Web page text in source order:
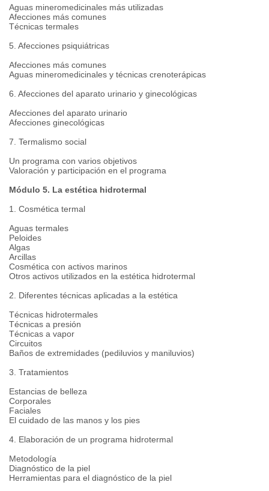
Aguas mineromedicinales más utilizadas
Afecciones más comunes
Técnicas termales
5. Afecciones psiquiátricas
Afecciones más comunes
Aguas mineromedicinales y técnicas crenoterápicas
6. Afecciones del aparato urinario y ginecológicas
Afecciones del aparato urinario
Afecciones ginecológicas
7. Termalismo social
Un programa con varios objetivos
Valoración y participación en el programa
Módulo 5. La estética hidrotermal
1. Cosmética termal
Aguas termales
Peloides
Algas
Arcillas
Cosmética con activos marinos
Otros activos utilizados en la estética hidrotermal
2. Diferentes técnicas aplicadas a la estética
Técnicas hidrotermales
Técnicas a presión
Técnicas a vapor
Circuitos
Baños de extremidades (pediluvios y maniluvios)
3. Tratamientos
Estancias de belleza
Corporales
Faciales
El cuidado de las manos y los pies
4. Elaboración de un programa hidrotermal
Metodología
Diagnóstico de la piel
Herramientas para el diagnóstico de la piel